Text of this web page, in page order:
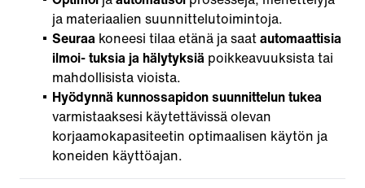
ja materiaalien suunnittelutoimintoja.
Seuraa koneesi tilaa etänä ja saatautomaattisia
ilmoi- tuksia ja hälytyksiä poikkeavuuksista tai
mahdollisista vioista.
Hyödynnä kunnossapidonsuunnitteluntukea
varmistaaksesi käytettävissä olevan
korjaamokapasiteetin optimaalisen käytön ja
koneiden käyttöajan.